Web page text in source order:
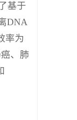
基于
DNA
率为
、肺